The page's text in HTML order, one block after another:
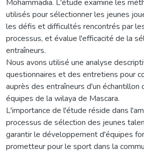
Mohammadia. L'étude examine les
utilisés pour sélectionner les jeunes
les défis et difficultés rencontrés par
processus, et évalue l'efficacité de la
entraîneurs.
Nous avons utilisé une analyse
questionnaires et des entretiens pour
auprès des entraîneurs d'un échantillon
équipes de la wilaya de Mascara.
L'importance de l'étude réside dans
processus de sélection des jeunes
garantir le développement d'équipes
prometteur pour le sport dans la